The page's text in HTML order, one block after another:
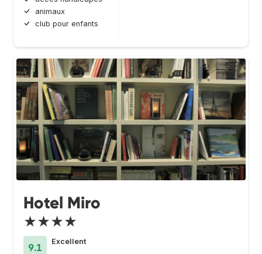
animaux
club pour enfants
Hotel Miro
★★★★
9.1
Excellent